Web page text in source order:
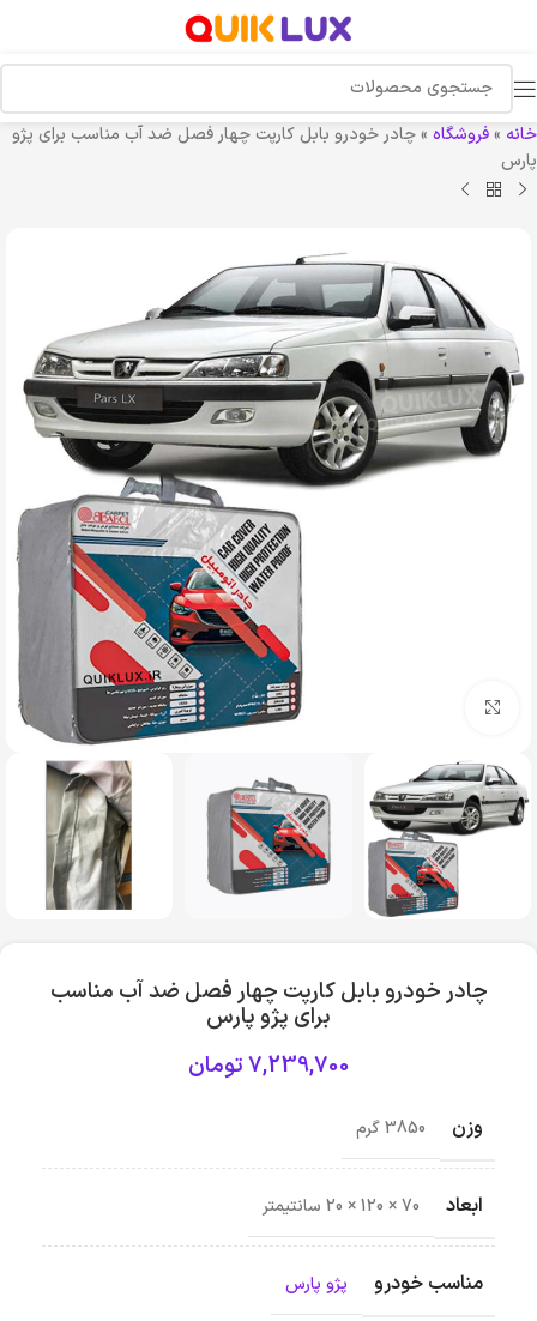
خانه »فروشگاه »چادر خودرو بابل کارپت چهار فصل ضد آب مناسب برای پژو
پارس
چادر خودرو بابل کارپت چهار فصل ضد آب مناسب
برای پژو پارس
7,239,700تومان
وزن 3850 گرم
ابعاد 70 × 120 × 20 سانتیمتر
مناسب خودرو پژو پارس